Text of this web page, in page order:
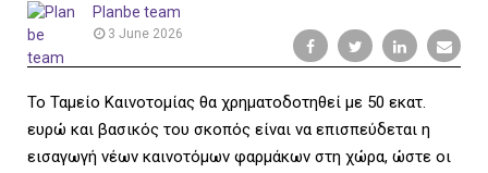
M
Planbe team
3 June 2026
Το Ταμείο Καινοτομίας θα χρηματοδοτηθεί με 50 εκατ.
ευρώ και βασικός του σκοπός είναι να επισπεύδεται η
εισαγωγή νέων καινοτόμων φαρμάκων στη χώρα, ώστε οι